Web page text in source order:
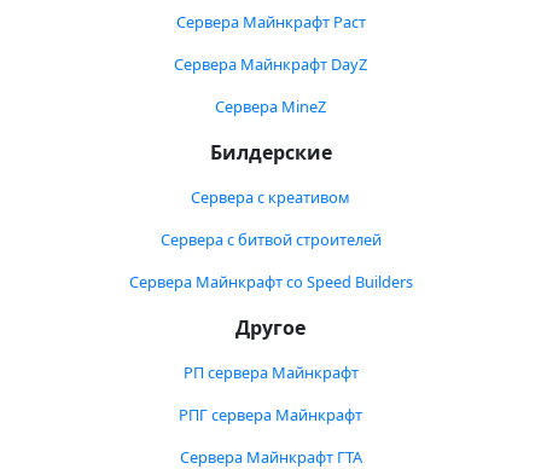
Сервера Майнкрафт Раст
Сервера Майнкрафт DayZ
Сервера MineZ
Билдерские
Сервера с креативом
Сервера с битвой строителей
Сервера Майнкрафт со Speed Builders
Другое
РП сервера Майнкрафт
РПГ сервера Майнкрафт
Сервера Майнкрафт ГТА